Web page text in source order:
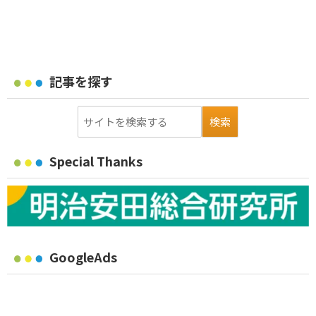
記事を探す
Special Thanks
GoogleAds